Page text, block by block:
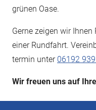
grünen Oase.
Gerne zeigen wir
einer Rundfahrt.
termin unter 06192
Wir freuen uns auf